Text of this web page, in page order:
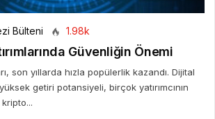
Bülteni 1.98k
Güvenliğin Önemi
son yıllarda hızla popülerlik kazandı. Dijital
getiri potansiyeli, birçok yatırımcının